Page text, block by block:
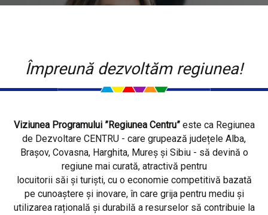
Împreună dezvoltăm regiunea!
Viziunea Programului ”Regiunea Centru”este ca Regiunea
de Dezvoltare CENTRU - care grupează județele Alba,
Brașov, Covasna, Harghita, Mureș și Sibiu - să devină o
regiune mai curată, atractivă pentru
locuitorii săi și turiști, cu o economie competitivă bazată
pe cunoaștere și inovare, în care grija pentru mediu și
utilizarea rațională și durabilă a resurselor să contribuie la